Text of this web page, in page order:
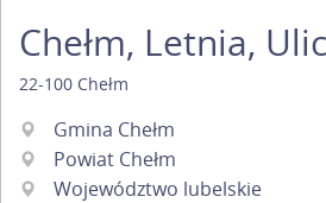
Chełm, Letnia,
22-100 Chełm
Gmina Chełm
Powiat Chełm
Województwo lubelskie